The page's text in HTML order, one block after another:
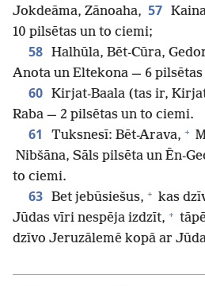
Jokdeāma, Zānoaha, 57
10 pilsētas un to ciemi;
58 Halhūla, Bēt-Cūra,
Anota un Eltekona — 6
60 Kirjat-Baala (tas ir,
Raba — 2 pilsētas un to ciemi.
61 Tuksnesī: Bēt-Arava, +
Nibšāna, Sāls pilsēta un Ēn-
to ciemi.
63 Bet jebūsiešus, + kas
Jūdas vīri nespēja izdzīt, +
dzīvo Jeruzālemē kopā ar